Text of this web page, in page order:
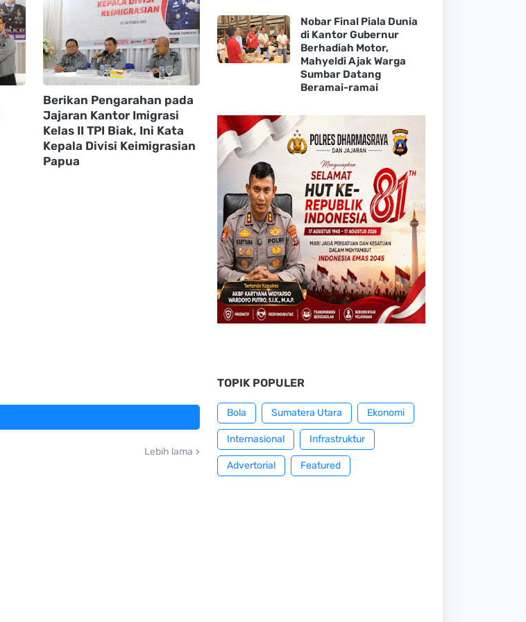
Berikan Pengarahan pada
Jajaran Kantor Imigrasi
Kelas II TPI Biak, Ini Kata
Kepala Divisi Keimigrasian
Papua
Lebih lama
Nobar Final Piala Dunia
di Kantor Gubernur
Berhadiah Motor,
Mahyeldi Ajak Warga
Sumbar Datang
Beramai-ramai
TOPIK POPULER
Bola Sumatera Utara Ekonomi
Internasional Infrastruktur
Advertorial Featured